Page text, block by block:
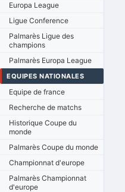
Europa League
Ligue Conference
Palmarès Ligue des
champions
Palmarès Europa League
EQUIPES NATIONALES
Equipe de france
Recherche de matchs
Historique Coupe du
monde
Palmarès Coupe du monde
Championnat d'europe
Palmarès Championnat
d'europe